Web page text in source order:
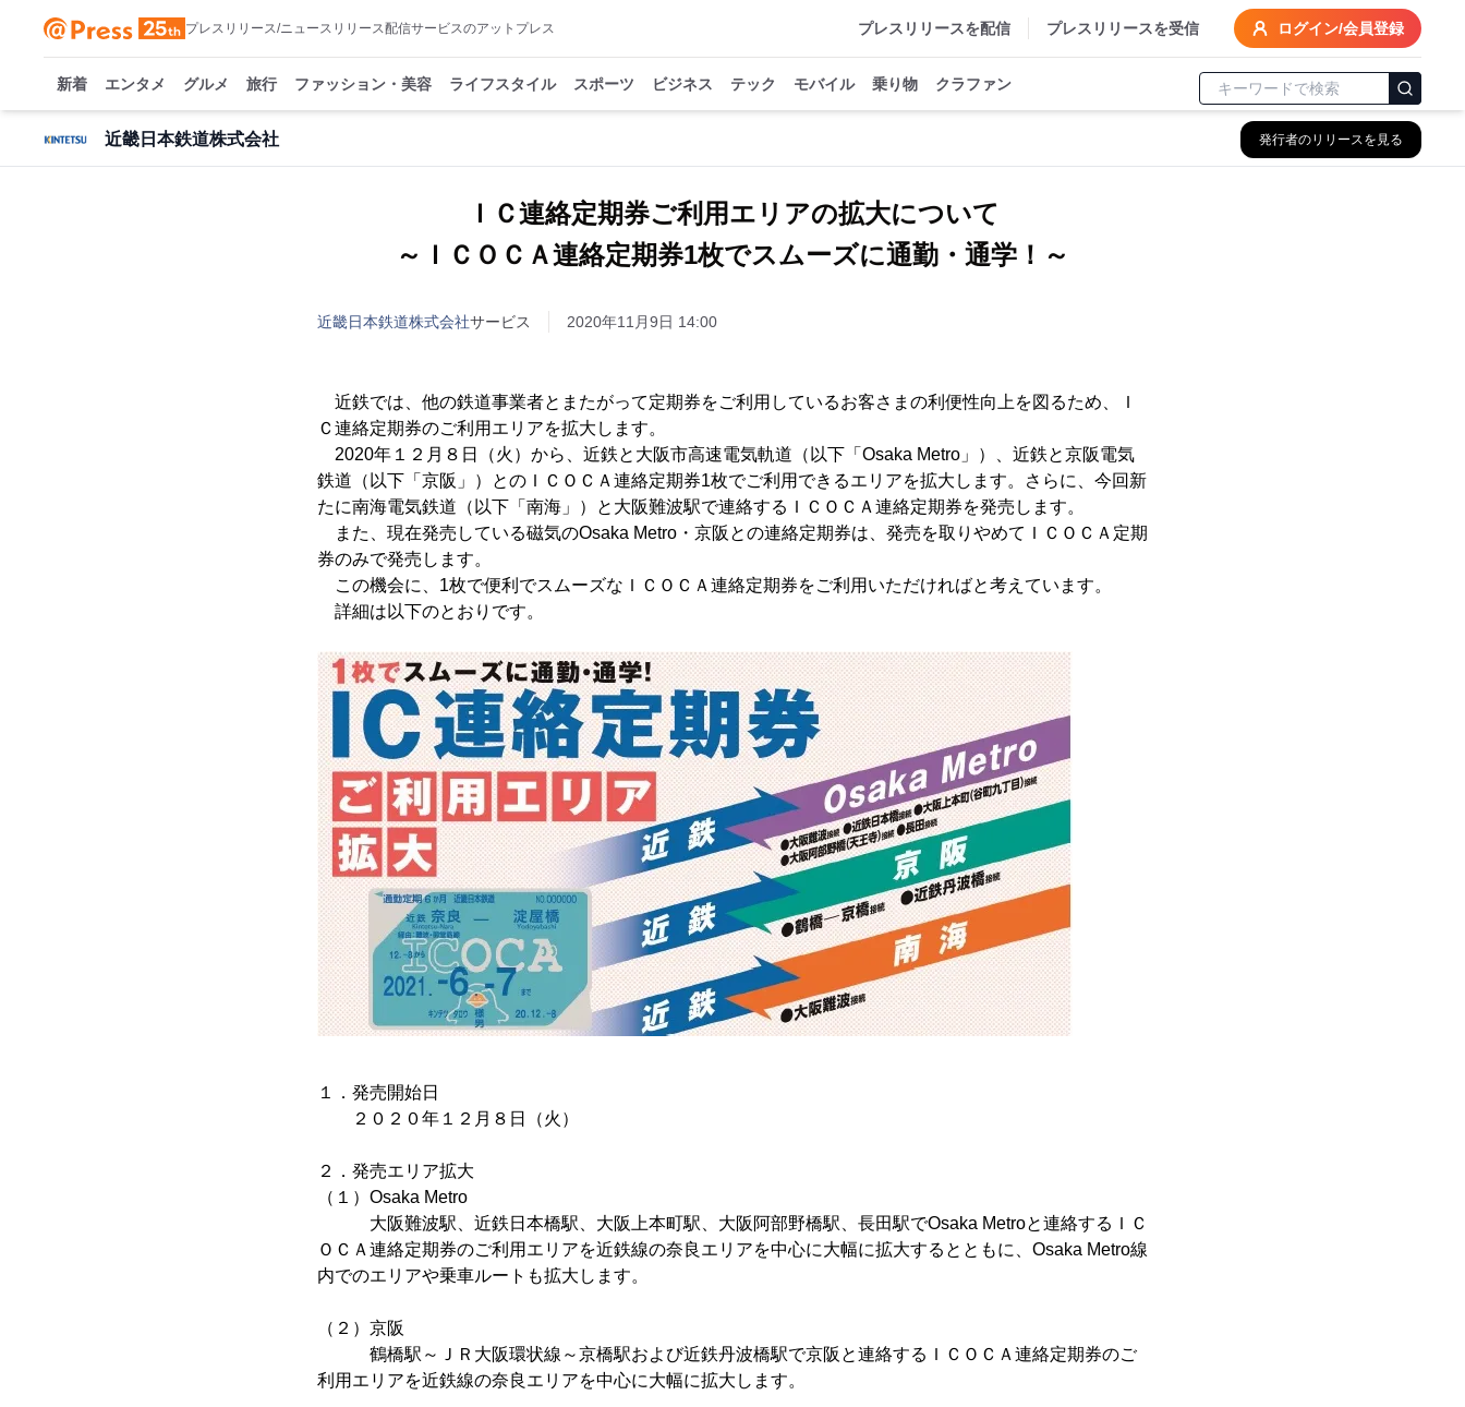
プレスリリース/ニュースリリース配信サービスのアットプレス プレスリリースを配信 プレスリリースを受信 ログイン/会員登録
新着 エンタメ グルメ 旅行 ファッション・美容 ライフスタイル スポーツ ビジネス テック モバイル 乗り物 クラファン
近畿日本鉄道株式会社 発行者のリリースを見る
ＩＣ連絡定期券ご利用エリアの拡大について
～ＩＣＯＣＡ連絡定期券1枚でスムーズに通勤・通学！～
近畿日本鉄道株式会社サービス 2020年11月9日 14:00
近鉄では、他の鉄道事業者とまたがって定期券をご利用しているお客さまの利便性向上を図るため、Ｉ
Ｃ連絡定期券のご利用エリアを拡大します。
2020年１２月８日（火）から、近鉄と大阪市高速電気軌道（以下「Osaka Metro」）、近鉄と京阪電気
鉄道（以下「京阪」）とのＩＣＯＣＡ連絡定期券1枚でご利用できるエリアを拡大します。さらに、今回新
たに南海電気鉄道（以下「南海」）と大阪難波駅で連絡するＩＣＯＣＡ連絡定期券を発売します。
また、現在発売している磁気のOsaka Metro・京阪との連絡定期券は、発売を取りやめてＩＣＯＣＡ定期
券のみで発売します。
この機会に、1枚で便利でスムーズなＩＣＯＣＡ連絡定期券をご利用いただければと考えています。
詳細は以下のとおりです。
１．発売開始日
２０２０年１２月８日（火）
２．発売エリア拡大
（１）Osaka Metro
大阪難波駅、近鉄日本橋駅、大阪上本町駅、大阪阿部野橋駅、長田駅でOsaka Metroと連絡するＩＣ
ＯＣＡ連絡定期券のご利用エリアを近鉄線の奈良エリアを中心に大幅に拡大するとともに、Osaka Metro線
内でのエリアや乗車ルートも拡大します。
（２）京阪
鶴橋駅～ＪＲ大阪環状線～京橋駅および近鉄丹波橋駅で京阪と連絡するＩＣＯＣＡ連絡定期券のご
利用エリアを近鉄線の奈良エリアを中心に大幅に拡大します。